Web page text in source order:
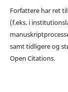
Forfattere har ret
(f.eks. i
samt tidligere og
Open Citations.